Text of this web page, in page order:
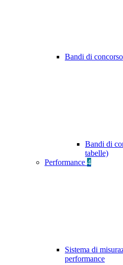
Bandi di concorso
Bandi di
tabelle)
Performance 4
Sistema di
performance